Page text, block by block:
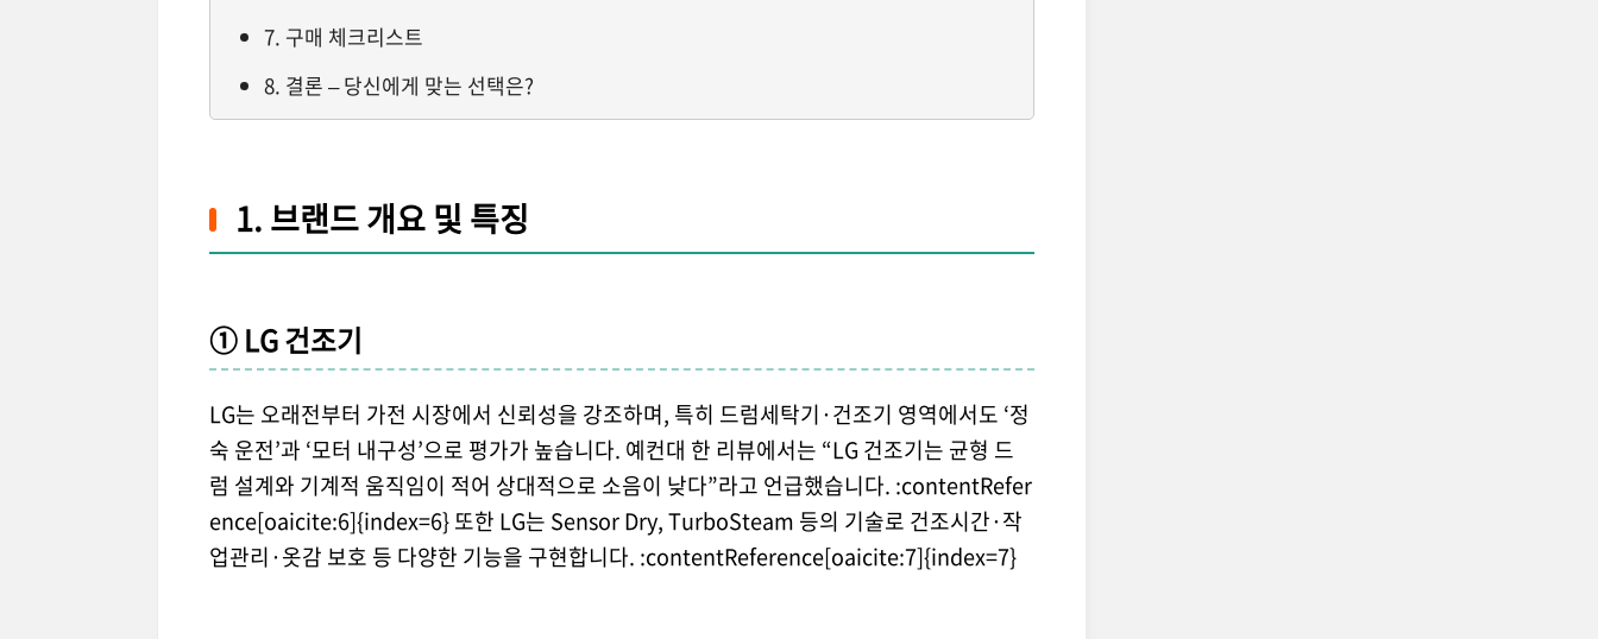
7. 구매 체크리스트
8. 결론 – 당신에게 맞는 선택은?
1. 브랜드 개요 및 특징
① LG 건조기
LG는 오래전부터 가전 시장에서 신뢰성을 강조하며, 특히 드럼세탁기·건조기 영역에서도 ‘정
숙 운전’과 ‘모터 내구성’으로 평가가 높습니다. 예컨대 한 리뷰에서는 “LG 건조기는 균형 드
럼 설계와 기계적 움직임이 적어 상대적으로 소음이 낮다”라고 언급했습니다. :contentRefer
ence[oaicite:6]{index=6} 또한 LG는 Sensor Dry, TurboSteam 등의 기술로 건조시간·작
업관리·옷감 보호 등 다양한 기능을 구현합니다. :contentReference[oaicite:7]{index=7}